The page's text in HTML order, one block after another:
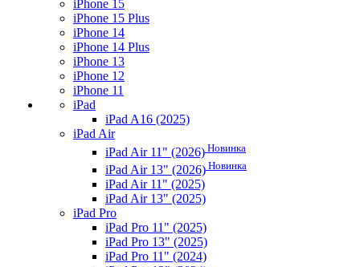
iPhone 15
iPhone 15 Plus
iPhone 14
iPhone 14 Plus
iPhone 13
iPhone 12
iPhone 11
iPad
iPad A16 (2025)
iPad Air
iPad Air 11" (2026) Новинка
iPad Air 13" (2026) Новинка
iPad Air 11" (2025)
iPad Air 13" (2025)
iPad Pro
iPad Pro 11" (2025)
iPad Pro 13" (2025)
iPad Pro 11" (2024)